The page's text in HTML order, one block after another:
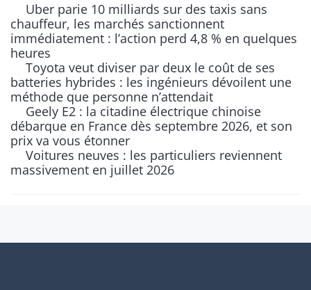
Uber parie 10 milliards sur des taxis sans
chauffeur, les marchés sanctionnent
immédiatement : l’action perd 4,8 % en quelques
heures
Toyota veut diviser par deux le coût de ses
batteries hybrides : les ingénieurs dévoilent une
méthode que personne n’attendait
Geely E2 : la citadine électrique chinoise
débarque en France dès septembre 2026, et son
prix va vous étonner
Voitures neuves : les particuliers reviennent
massivement en juillet 2026